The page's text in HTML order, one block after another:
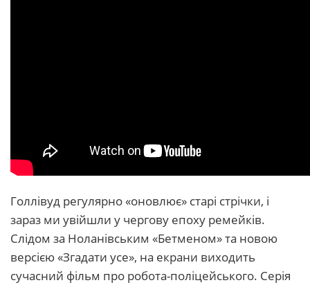
Голлівуд регулярно «оновлює» старі стрічки, і
зараз ми увійшли у чергову епоху ремейків.
Слідом за Ноланівським «Бетменом» та новою
версією «Згадати усе», на екрани виходить
сучасний фільм про робота-поліцейського. Серія